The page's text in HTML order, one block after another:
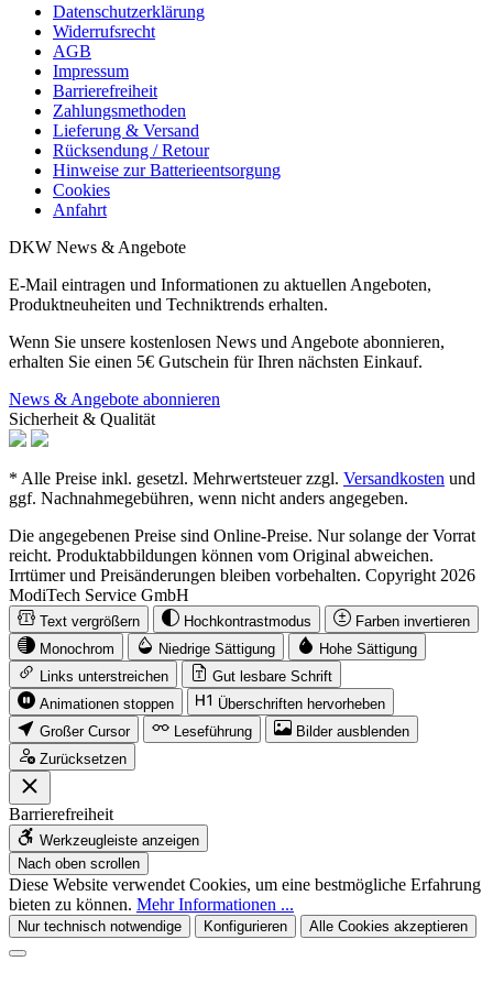
Datenschutzerklärung
Widerrufsrecht
AGB
Impressum
Barrierefreiheit
Zahlungsmethoden
Lieferung & Versand
Rücksendung / Retour
Hinweise zur Batterieentsorgung
Cookies
Anfahrt
DKW News & Angebote
E-Mail eintragen und Informationen zu aktuellen Angeboten,
Produktneuheiten und Techniktrends erhalten.
Wenn Sie unsere kostenlosen News und Angebote abonnieren,
erhalten Sie einen 5€ Gutschein für Ihren nächsten Einkauf.
News & Angebote abonnieren
Sicherheit & Qualität
* Alle Preise inkl. gesetzl. Mehrwertsteuer zzgl. Versandkosten und
ggf. Nachnahmegebühren, wenn nicht anders angegeben.
Die angegebenen Preise sind Online-Preise. Nur solange der Vorrat
reicht. Produktabbildungen können vom Original abweichen.
Irrtümer und Preisänderungen bleiben vorbehalten. Copyright 2026
ModiTech Service GmbH
Text vergrößern Hochkontrastmodus
Farben invertieren
Monochrom
Niedrige Sättigung
Hohe Sättigung
Links unterstreichen
Gut lesbare Schrift
Animationen stoppen
Überschriften hervorheben
Großer Cursor
Leseführung
Bilder ausblenden
Zurücksetzen
Barrierefreiheit
Werkzeugleiste anzeigen
Nach oben scrollen
Diese Website verwendet Cookies, um eine bestmögliche Erfahrung
bieten zu können. Mehr Informationen ...
Nur technisch notwendige Konfigurieren Alle Cookies akzeptieren